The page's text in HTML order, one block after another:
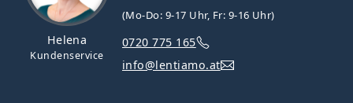
Helena
Kundenservice
(Mo-Do: 9-17 Uhr, Fr: 9-16 Uhr)
0720 775 165
info@lentiamo.at